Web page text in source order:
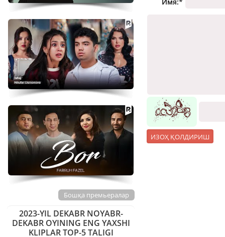
Бошқа премьералар
2023-YIL DEKABR NOYABR-
DEKABR OYINING ENG YAXSHI
KLIPLAR TOP-5 TALIGI